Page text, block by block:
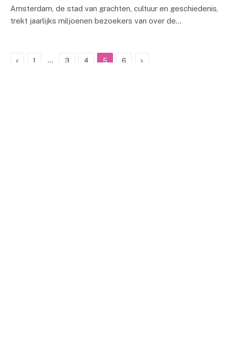
Amsterdam, de stad van grachten, cultuur en geschiedenis,
trekt jaarlijks miljoenen bezoekers van over de…
Previous
1 … 3 4 5 6 Next